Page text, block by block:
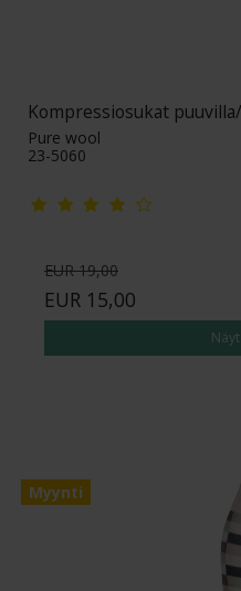
Kompressiosukat
Pure wool
23-5060
EUR 19,00
EUR 15,00
Myynti